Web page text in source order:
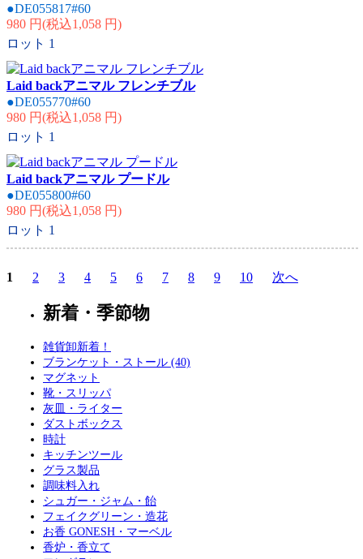
●DE055817#60
980 円(税込1,058 円)
ロット 1
Laid backアニマル フレンチブル
●DE055770#60
980 円(税込1,058 円)
ロット 1
Laid backアニマル プードル
●DE055800#60
980 円(税込1,058 円)
ロット 1
1 2 3 4 5 6 7 8 9 10 次へ
新着・季節物
雑貨卸新着！
ブランケット・ストール (40)
マグネット
靴・スリッパ
灰皿・ライター
ダストボックス
時計
キッチンツール
グラス製品
調味料入れ
シュガー・ジャム・飴
フェイクグリーン・造花
お香 GONESH・マーベル
香炉・香立て